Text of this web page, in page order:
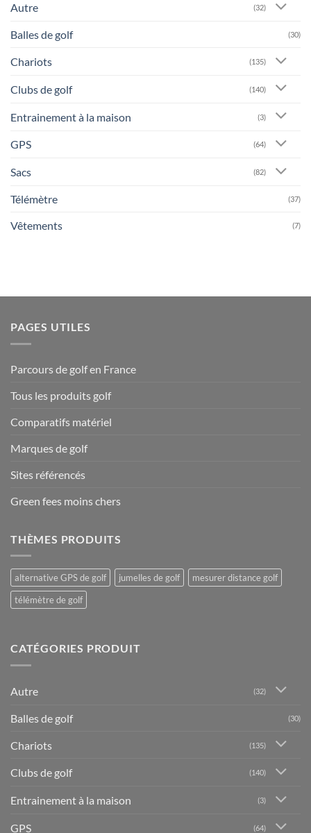
Autre (32)
Balles de golf (30)
Chariots (135)
Clubs de golf (140)
Entrainement à la maison (3)
GPS (64)
Sacs (82)
Télémètre (37)
Vêtements (7)
PAGES UTILES
Parcours de golf en France
Tous les produits golf
Comparatifs matériel
Marques de golf
Sites référencés
Green fees moins chers
THÈMES PRODUITS
alternative GPS de golf jumelles de golf
mesurer distance golf
télémètre de golf
CATÉGORIES PRODUIT
Autre (32)
Balles de golf (30)
Chariots (135)
Clubs de golf (140)
Entrainement à la maison (3)
GPS (64)